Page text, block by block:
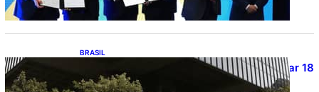
BRASIL
Projetos de saneamento podem beneficiar 18
milhões de brasileiros